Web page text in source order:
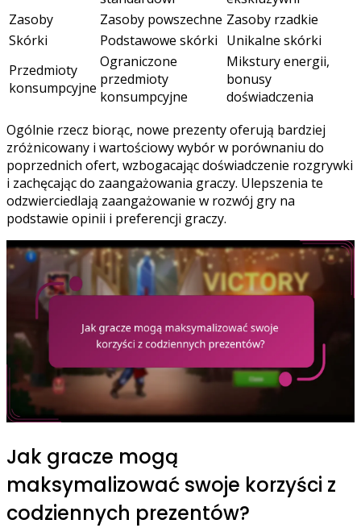
Zasoby
Zasoby powszechne Zasoby rzadkie
Skórki
Podstawowe skórki Unikalne skórki
Przedmioty
konsumpcyjne
Ograniczone
przedmioty
konsumpcyjne
Mikstury energii,
bonusy
doświadczenia
Ogólnie rzecz biorąc, nowe prezenty oferują bardziej
zróżnicowany i wartościowy wybór w porównaniu do
poprzednich ofert, wzbogacając doświadczenie rozgrywki
i zachęcając do zaangażowania graczy. Ulepszenia te
odzwierciedlają zaangażowanie w rozwój gry na
podstawie opinii i preferencji graczy.
Jak gracze mogą
maksymalizować swoje korzyści z
codziennych prezentów?